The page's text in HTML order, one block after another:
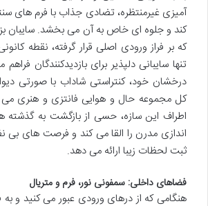
آمیزی غیرمنتظره، تضادی جذاب با فرم های
کند و جلوه ای خاص به آن می بخشد. سایبان
که بر فراز ورودی اصلی قرار گرفته، نقطه
تنها سایبانی دلپذیر برای بازدیدکنندگان
درخشان خود، کنتراستی شاداب با صورتی
کل مجموعه حال و هوایی فانتزی و هنری
اطراف این سازه، حسی از بازگشت به گذشته
اندازی مدرن را القا می کند و فرصت های بی
ثبت لحظات زیبا ارائه می دهد.
فضاهای داخلی: سمفونی نور، فرم و متریال
هنگامی که از درهای ورودی عبور می کنید و